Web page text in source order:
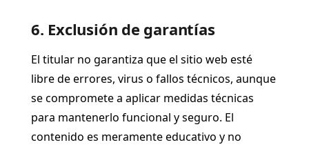
6. Exclusión de garantías
El titular no garantiza que el sitio web esté
libre de errores, virus o fallos técnicos, aunque
se compromete a aplicar medidas técnicas
para mantenerlo funcional y seguro. El
contenido es meramente educativo y no